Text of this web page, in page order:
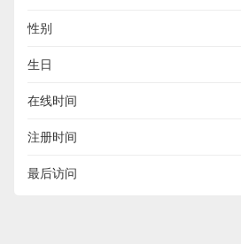
性别
生日
在线时间
注册时间
最后访问